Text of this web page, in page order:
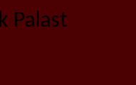
Palast